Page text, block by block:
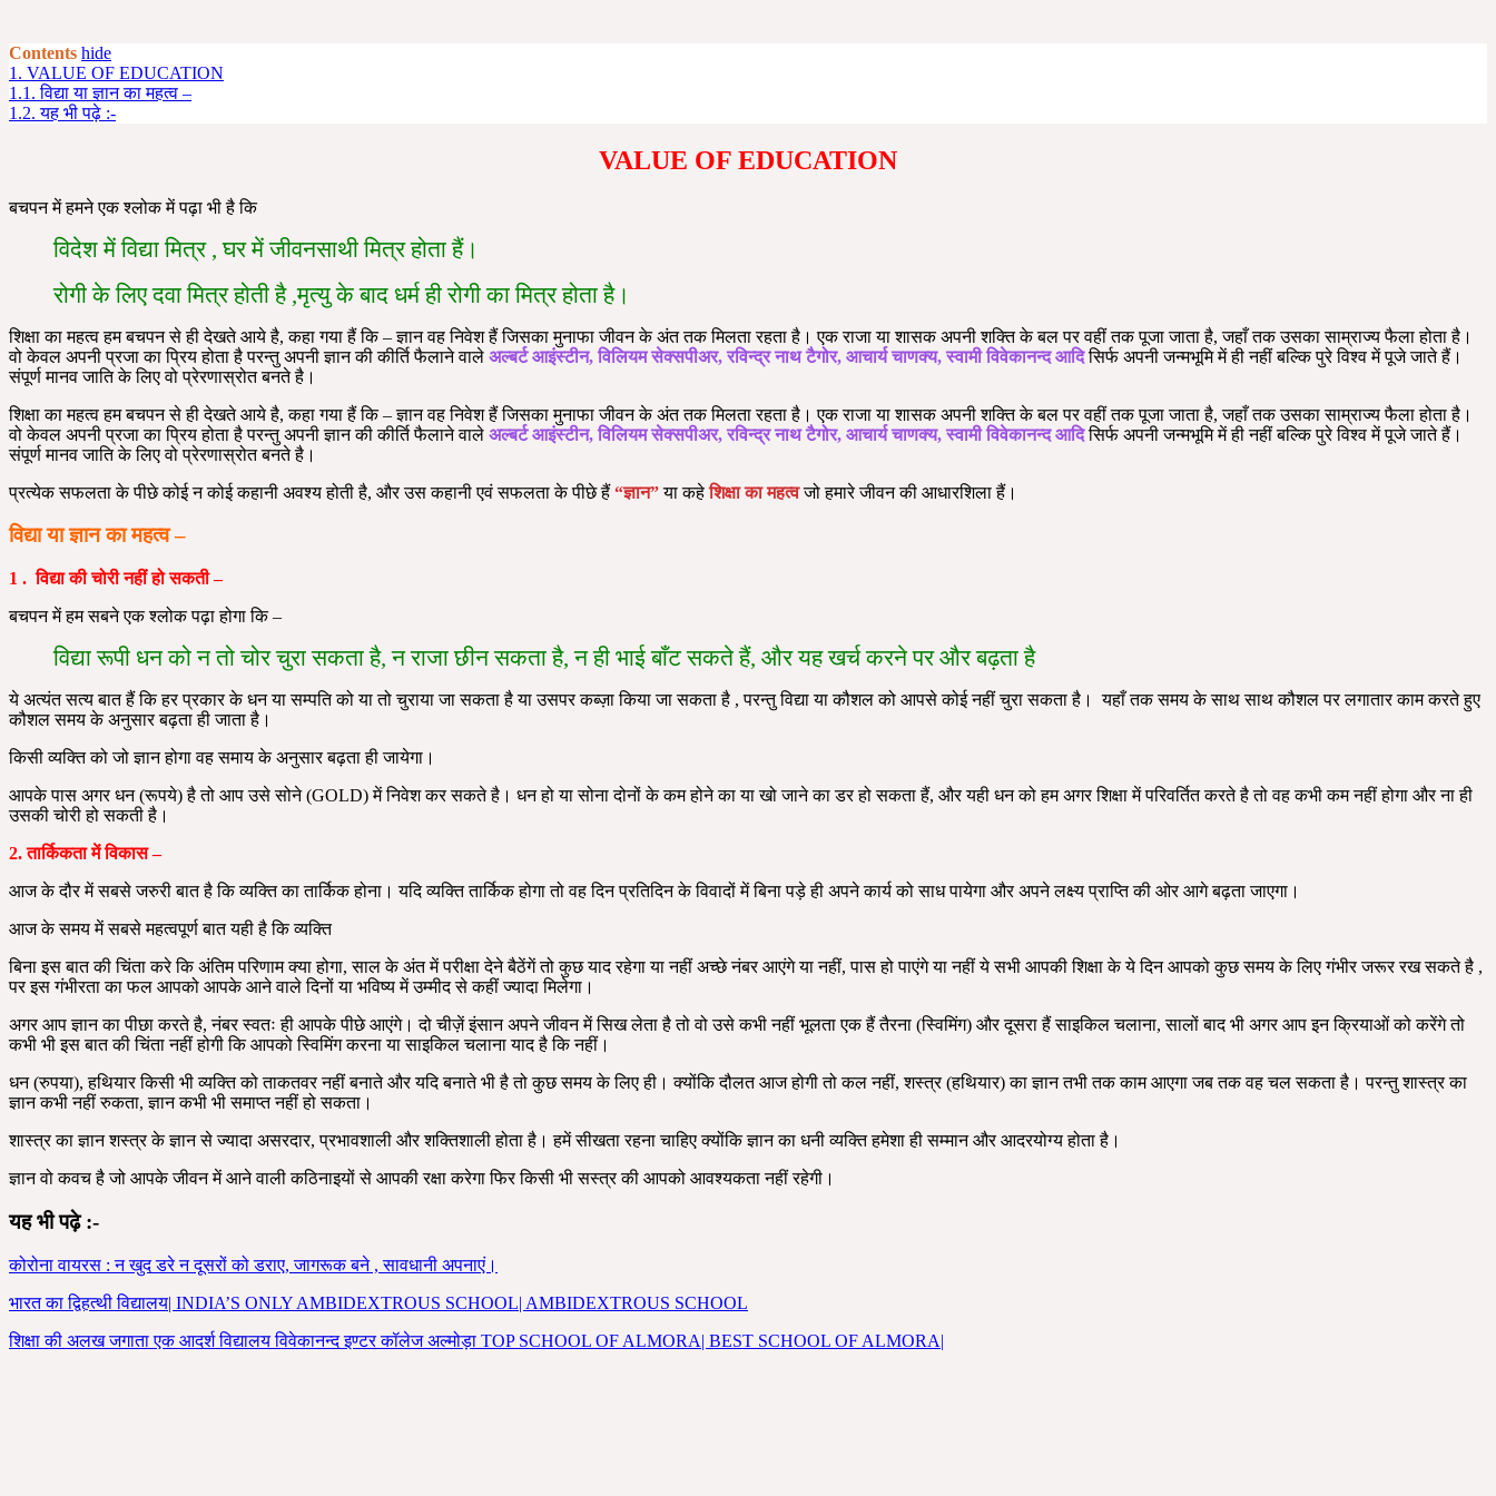
Contents hide
1. VALUE OF EDUCATION
1.1. विद्या या ज्ञान का महत्व –
1.2. यह भी पढ़े :-
VALUE OF EDUCATION
बचपन में हमने एक श्लोक में पढ़ा भी है कि
विदेश में विद्या मित्र , घर में जीवनसाथी मित्र होता हैं।
रोगी के लिए दवा मित्र होती है ,मृत्यु के बाद धर्म ही रोगी का मित्र होता है।
शिक्षा का महत्व हम बचपन से ही देखते आये है, कहा गया हैं कि – ज्ञान वह निवेश हैं जिसका मुनाफा जीवन के अंत तक मिलता रहता है। एक राजा या शासक अपनी शक्ति के बल पर वहीं तक पूजा जाता है, जहाँ तक उसका साम्राज्य फैला होता है।
वो केवल अपनी प्रजा का प्रिय होता है परन्तु अपनी ज्ञान की कीर्ति फैलाने वाले अल्बर्ट आइंस्टीन, विलियम सेक्सपीअर, रविन्द्र नाथ टैगोर, आचार्य चाणक्य, स्वामी विवेकानन्द आदिसिर्फ अपनी जन्मभूमि में ही नहीं बल्कि पुरे विश्व में पूजे जाते हैं।
संपूर्ण मानव जाति के लिए वो प्रेरणास्रोत बनते है।
शिक्षा का महत्व हम बचपन से ही देखते आये है, कहा गया हैं कि – ज्ञान वह निवेश हैं जिसका मुनाफा जीवन के अंत तक मिलता रहता है। एक राजा या शासक अपनी शक्ति के बल पर वहीं तक पूजा जाता है, जहाँ तक उसका साम्राज्य फैला होता है।
वो केवल अपनी प्रजा का प्रिय होता है परन्तु अपनी ज्ञान की कीर्ति फैलाने वाले अल्बर्ट आइंस्टीन, विलियम सेक्सपीअर, रविन्द्र नाथ टैगोर, आचार्य चाणक्य, स्वामी विवेकानन्द आदिसिर्फ अपनी जन्मभूमि में ही नहीं बल्कि पुरे विश्व में पूजे जाते हैं।
संपूर्ण मानव जाति के लिए वो प्रेरणास्रोत बनते है।
प्रत्येक सफलता के पीछे कोई न कोई कहानी अवश्य होती है, और उस कहानी एवं सफलता के पीछे हैं “ज्ञान”या कहेशिक्षा का महत्वजो हमारे जीवन की आधारशिला हैं।
विद्या या ज्ञान का महत्व –
1 . विद्या की चोरी नहीं हो सकती –
बचपन में हम सबने एक श्लोक पढ़ा होगा कि –
विद्या रूपी धन को न तो चोर चुरा सकता है, न राजा छीन सकता है, न ही भाई बाँट सकते हैं, और यह खर्च करने पर और बढ़ता है
ये अत्यंत सत्य बात हैं कि हर प्रकार के धन या सम्पति को या तो चुराया जा सकता है या उसपर कब्ज़ा किया जा सकता है , परन्तु विद्या या कौशल को आपसे कोई नहीं चुरा सकता है। यहाँ तक समय के साथ साथ कौशल पर लगातार काम करते हुए
कौशल समय के अनुसार बढ़ता ही जाता है।
किसी व्यक्ति को जो ज्ञान होगा वह समाय के अनुसार बढ़ता ही जायेगा।
आपके पास अगर धन (रूपये) है तो आप उसे सोने (GOLD) में निवेश कर सकते है। धन हो या सोना दोनों के कम होने का या खो जाने का डर हो सकता हैं, और यही धन को हम अगर शिक्षा में परिवर्तित करते है तो वह कभी कम नहीं होगा और ना ही
उसकी चोरी हो सकती है।
2. तार्किकता में विकास –
आज के दौर में सबसे जरुरी बात है कि व्यक्ति का तार्किक होना। यदि व्यक्ति तार्किक होगा तो वह दिन प्रतिदिन के विवादों में बिना पड़े ही अपने कार्य को साध पायेगा और अपने लक्ष्य प्राप्ति की ओर आगे बढ़ता जाएगा।
आज के समय में सबसे महत्वपूर्ण बात यही है कि व्यक्ति
बिना इस बात की चिंता करे कि अंतिम परिणाम क्या होगा, साल के अंत में परीक्षा देने बैठेंगें तो कुछ याद रहेगा या नहीं अच्छे नंबर आएंगे या नहीं, पास हो पाएंगे या नहीं ये सभी आपकी शिक्षा के ये दिन आपको कुछ समय के लिए गंभीर जरूर रख सकते है ,
पर इस गंभीरता का फल आपको आपके आने वाले दिनों या भविष्य में उम्मीद से कहीं ज्यादा मिलेगा।
अगर आप ज्ञान का पीछा करते है, नंबर स्वतः ही आपके पीछे आएंगे। दो चीज़ें इंसान अपने जीवन में सिख लेता है तो वो उसे कभी नहीं भूलता एक हैं तैरना (स्विमिंग) और दूसरा हैं साइकिल चलाना, सालों बाद भी अगर आप इन क्रियाओं को करेंगे तो
कभी भी इस बात की चिंता नहीं होगी कि आपको स्विमिंग करना या साइकिल चलाना याद है कि नहीं।
धन (रुपया), हथियार किसी भी व्यक्ति को ताकतवर नहीं बनाते और यदि बनाते भी है तो कुछ समय के लिए ही। क्योंकि दौलत आज होगी तो कल नहीं, शस्त्र (हथियार) का ज्ञान तभी तक काम आएगा जब तक वह चल सकता है। परन्तु शास्त्र का
ज्ञान कभी नहीं रुकता, ज्ञान कभी भी समाप्त नहीं हो सकता।
शास्त्र का ज्ञान शस्त्र के ज्ञान से ज्यादा असरदार, प्रभावशाली और शक्तिशाली होता है। हमें सीखता रहना चाहिए क्योंकि ज्ञान का धनी व्यक्ति हमेशा ही सम्मान और आदरयोग्य होता है।
ज्ञान वो कवच है जो आपके जीवन में आने वाली कठिनाइयों से आपकी रक्षा करेगा फिर किसी भी सस्त्र की आपको आवश्यकता नहीं रहेगी।
यह भी पढ़े :-
कोरोना वायरस : न खुद डरे न दूसरों को डराए, जागरूक बने , सावधानी अपनाएं।
भारत का द्विहत्थी विद्यालय| INDIA’S ONLY AMBIDEXTROUS SCHOOL| AMBIDEXTROUS SCHOOL
शिक्षा की अलख जगाता एक आदर्श विद्यालय विवेकानन्द इण्टर कॉलेज अल्मोड़ा TOP SCHOOL OF ALMORA| BEST SCHOOL OF ALMORA|